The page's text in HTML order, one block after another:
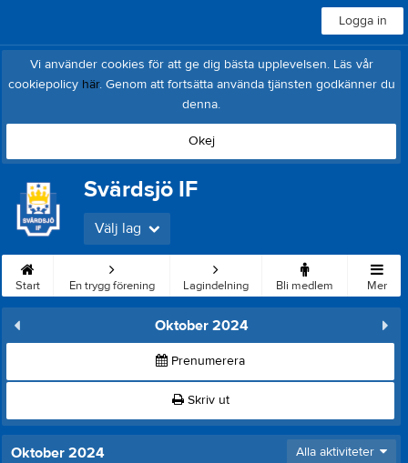
Logga in
Vi använder cookies för att ge dig bästa upplevelsen. Läs vår
cookiepolicy här. Genom att fortsätta använda tjänsten godkänner du
denna.
Okej
Svärdsjö IF
Välj lag
Start En trygg förening Lagindelning Bli medlem Mer
Oktober 2024
Prenumerera
Skriv ut
Oktober 2024 Alla aktiviteter